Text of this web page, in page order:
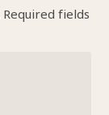
Required fields